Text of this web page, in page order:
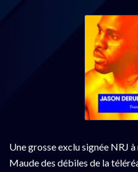
Une grosse exclu signée NRJ
Maude des débiles de la